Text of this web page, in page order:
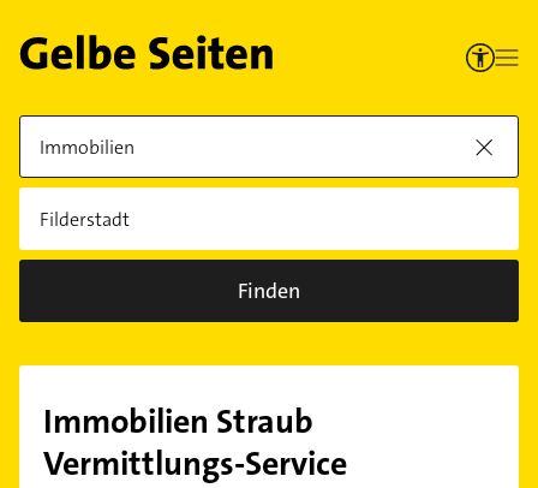
Finden
Immobilien Straub
Vermittlungs-Service